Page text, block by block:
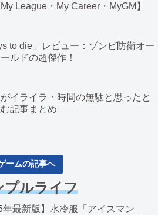
League・My Career・MyGM】
to die」レビュー：ゾンビ防衛オー
ルドの超傑作！
イライラ・時間の無駄と思ったと
記事まとめ
ームの記事へ
プルライフ
年最新版】水冷服「アイスマン